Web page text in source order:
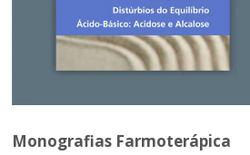
Monografias Farmoterápica